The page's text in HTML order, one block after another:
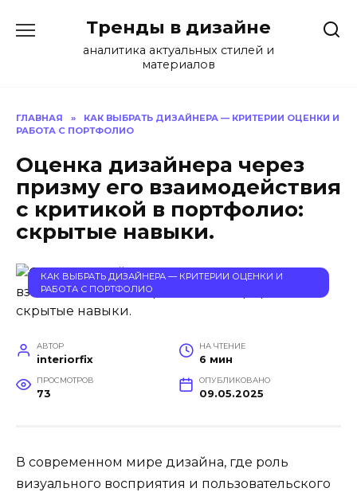
содержанию
Тренды в дизайне
аналитика актуальных стилей и
материалов
ГЛАВНАЯ »
КАК ВЫБРАТЬ ДИЗАЙНЕРА — КРИТЕРИИ ОЦЕНКИ И
РАБОТА С ПОРТФОЛИО
Оценка дизайнера через
призму его взаимодействия
с критикой в портфолио:
скрытые навыки.
КАК ВЫБРАТЬ ДИЗАЙНЕРА — КРИТЕРИИ ОЦЕНКИ И
РАБОТА С ПОРТФОЛИО
АВТОР
interiorfix
НА ЧТЕНИЕ
6 мин
ПРОСМОТРОВ
73
ОПУБЛИКОВАНО
09.05.2025
В современном мире дизайна, где роль
визуального восприятия и пользовательского